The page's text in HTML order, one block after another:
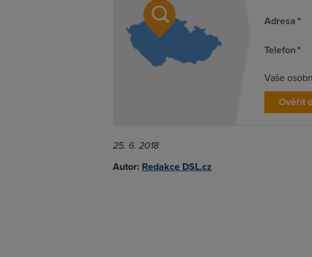
Adresa*
Telefon*
Vaše
Ověřit
25. 6. 2018
Autor: Redakce DSL.cz